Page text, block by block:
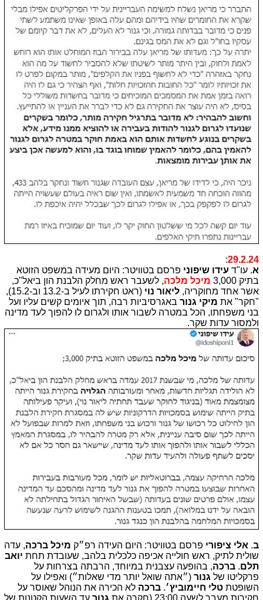
29.2.24
:
א. עו"ד עידו שיפוני פרסם בטוויטר: היום מעידה במשפט הזוטא
בתיק 3,000
מיכל מלכה, לשעבר ראש מחלק הלבנת הון ביאל"כ,
אשר אחד מחוקריה, ליאור נוי
(ראט חקירתו לעיל ב-13.2 וב-15.2),
"חקר" את מיקי גנור באגרסיביות רבה, תוך איומים קשים עליו ועל
בני משפחתו, הכל במטרה לשבור אותו ולגרום לו להפוך לעד מדינה
ולמסור עדות שקר.
ב. אלי ציפורי פרסם בטוויטר: היום העידה רפ״ק מיכל ברכה, עדה
שולית לתיק, ראש חולייה אכיפה כלכלית בלהב, שעובדת תחת יואב
תלם. ברכה, בהופעה עצבנית במיוחד, הרבתה בצרחות על
פרקליטו של גנור (״אתה שואל יותר מדי שאלות״) ואפילו על
השופטת טלי חיימוביץ׳. ברכה לא הכירה את הנוהל שאוסר על